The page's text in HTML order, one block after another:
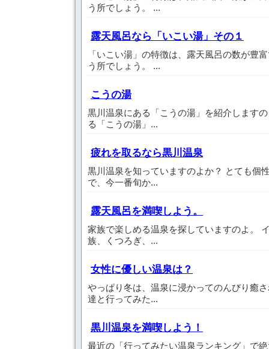
う所でしょう。 ...
露天風呂なら「いこい湯」その１
「いこい湯」の特徴は、露天風呂の数が豊
う所でしょう。 ...
こうの湯
黒川温泉にある「こうの湯」を紹介します
る「こうの湯」...
疲れを取るなら黒川温泉
黒川温泉を知っていますのよか？ とても個
で、今一番旬か...
露天風呂を満喫しよう。
家族で楽しめる温泉を探していますのよ。
族、くつろぎ、...
女性に優しい温泉は？
やっぱり冬は、温泉に浸かってのんびり癒
達と行ってみた...
黒川温泉を満喫しよう！
最近の「行ってみたい温泉ランキング」で